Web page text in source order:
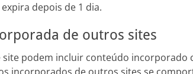
depois de 1 dia.
de outros sites
site podem incluir conteúdo incorporado